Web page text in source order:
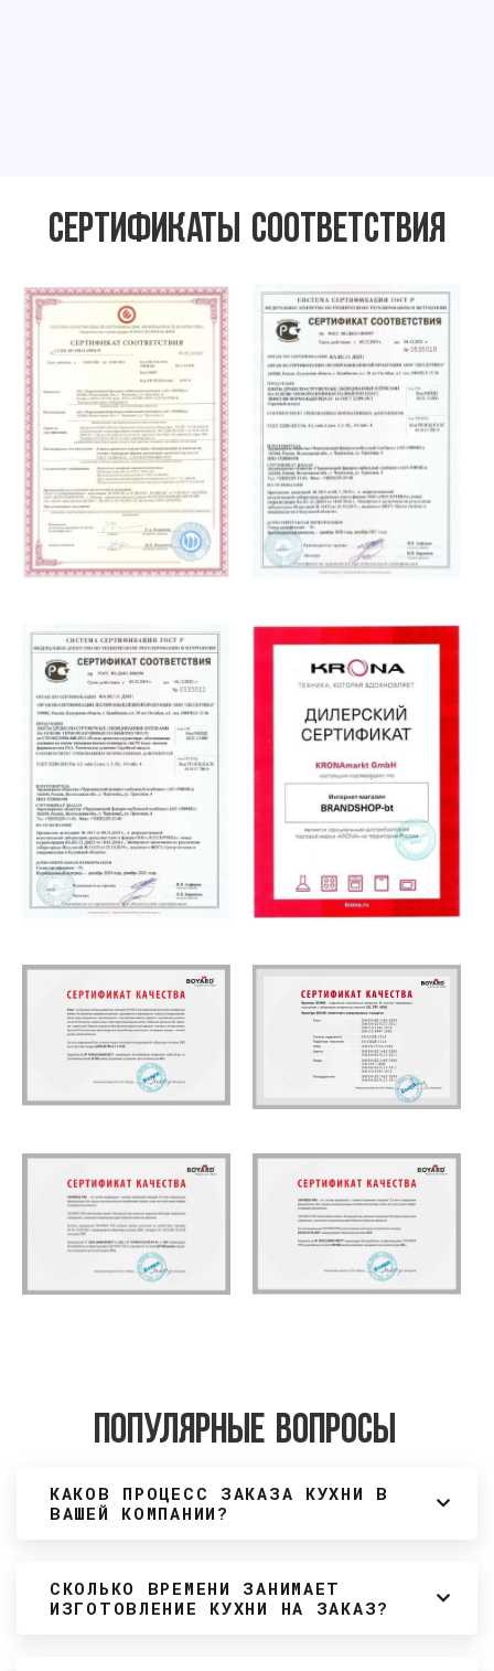
Сертификаты соответствия
Популярные вопросы
КАКОВ ПРОЦЕСС ЗАКАЗА КУХНИ В
ВАШЕЙ КОМПАНИИ?
СКОЛЬКО ВРЕМЕНИ ЗАНИМАЕТ
ИЗГОТОВЛЕНИЕ КУХНИ НА ЗАКАЗ?